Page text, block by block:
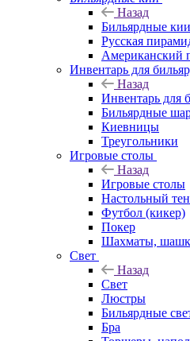
Назад
Бильярдные кии
Русская
Американский
Инвентарь для
Назад
Инвентарь для
Бильярдные
Киевницы
Треугольники
Игровые столы
Назад
Игровые столы
Настольный
Футбол (кикер)
Покер
Шахматы,
Свет
Назад
Свет
Люстры
Бильярдные
Бра